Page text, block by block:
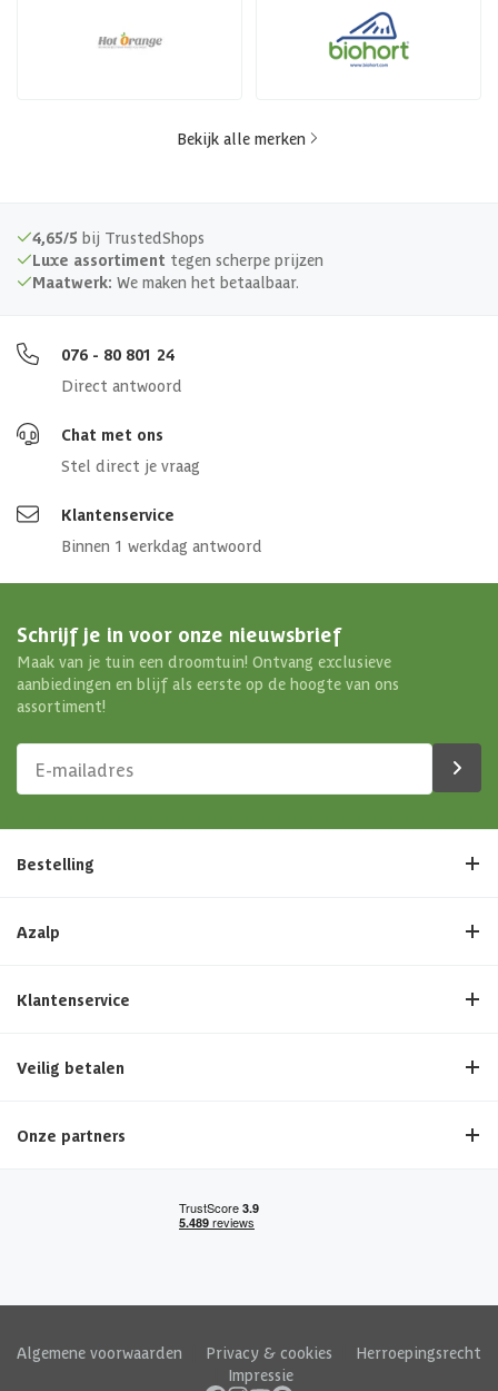
Bekijk alle merken
4,65/5 bij TrustedShops
Luxe assortiment tegen scherpe prijzen
Maatwerk: We maken het betaalbaar.
076 - 80 801 24
Direct antwoord
Chat met ons
Stel direct je vraag
Klantenservice
Binnen 1 werkdag antwoord
Schrijf je in voor onze nieuwsbrief
Maak van je tuin een droomtuin! Ontvang exclusieve
aanbiedingen en blijf als eerste op de hoogte van ons
assortiment!
Bestelling
Azalp
Klantenservice
Veilig betalen
Onze partners
Algemene voorwaarden Privacy & cookies
Herroepingsrecht
Impressie